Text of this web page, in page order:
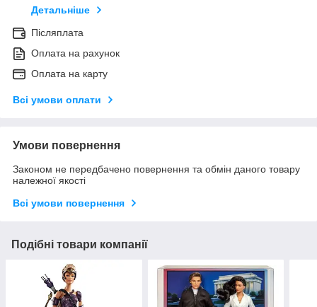
Детальніше
Післяплата
Оплата на рахунок
Оплата на карту
Всі умови оплати
Умови повернення
Законом не передбачено повернення та обмін даного товару
належної якості
Всі умови повернення
Подібні товари компанії